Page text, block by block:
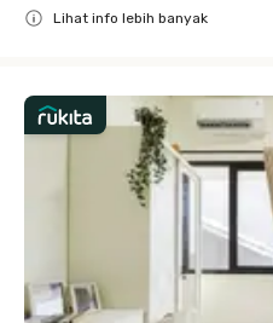
Lihat info lebih banyak